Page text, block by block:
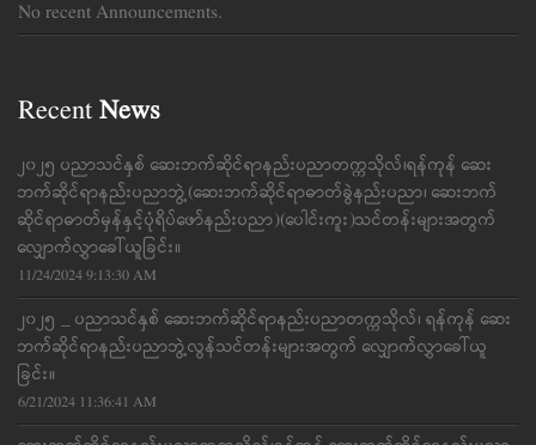
No recent Announcements.
Recent News
၂၀၂၅ ပညာသင်နှစ် ဆေးဘက်ဆိုင်ရာနည်းပညာတက္ကသိုလ်၊ရန်ကုန် ဆေး
ဘက်ဆိုင်ရာနည်းပညာဘွဲ့(ဆေးဘက်ဆိုင်ရာဓာတ်ခွဲနည်းပညာ၊ ဆေးဘက်
ဆိုင်ရာဓာတ်မှန်နှင့်ပုံရိပ်ဖော်နည်းပညာ)(ပေါင်းကူး)သင်တန်းများအတွက်
လျှောက်လွှာခေါ်ယူခြင်း။
11/24/2024 9:13:30 AM
၂၀၂၅ _ ပညာသင်နှစ် ဆေးဘက်ဆိုင်ရာနည်းပညာတက္ကသိုလ်၊ ရန်ကုန် ဆေး
ဘက်ဆိုင်ရာနည်းပညာဘွဲ့လွန်သင်တန်းများအတွက် လျှောက်လွှာခေါ်ယူ
ခြင်း။
6/21/2024 11:36:41 AM